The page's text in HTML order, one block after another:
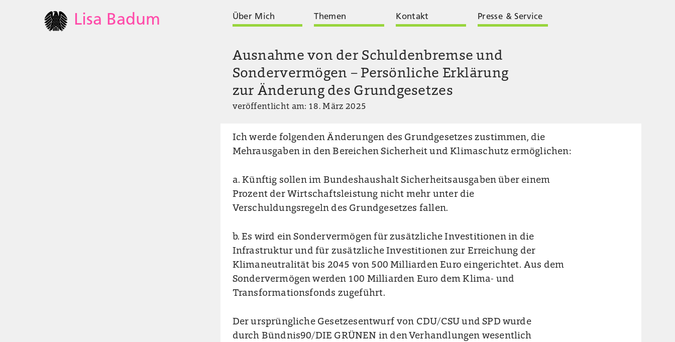
Lisa Badum Über Mich Themen Kontakt Presse & Service
Ausnahme von der Schuldenbremse und
Sondervermögen – Persönliche Erklärung
zur Änderung des Grundgesetzes
veröffentlicht am: 18. März 2025
Ich werde folgenden Änderungen des Grundgesetzes zustimmen, die
Mehrausgaben in den Bereichen Sicherheit und Klimaschutz ermöglichen:
a. Künftig sollen im Bundeshaushalt Sicherheitsausgaben über einem
Prozent der Wirtschaftsleistung nicht mehr unter die
Verschuldungsregeln des Grundgesetzes fallen.
b. Es wird ein Sondervermögen für zusätzliche Investitionen in die
Infrastruktur und für zusätzliche Investitionen zur Erreichung der
Klimaneutralität bis 2045 von 500 Milliarden Euro eingerichtet. Aus dem
Sondervermögen werden 100 Milliarden Euro dem Klima- und
Transformationsfonds zugeführt.
Der ursprüngliche Gesetzesentwurf von CDU/CSU und SPD wurde
durch Bündnis90/DIE GRÜNEN in den Verhandlungen wesentlich